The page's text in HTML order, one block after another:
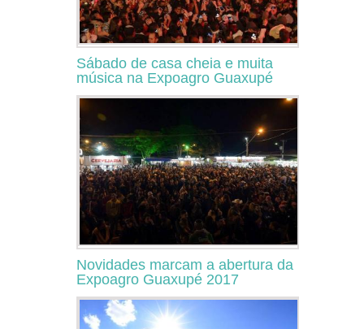
Sábado de casa cheia e muita
música na Expoagro Guaxupé
Novidades marcam a abertura da
Expoagro Guaxupé 2017